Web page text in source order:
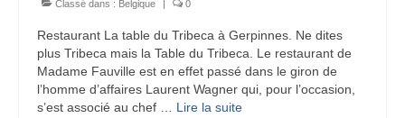
Classé dans : Belgique | 0
Restaurant La table du Tribeca à Gerpinnes. Ne dites
plus Tribeca mais la Table du Tribeca. Le restaurant de
Madame Fauville est en effet passé dans le giron de
l’homme d’affaires Laurent Wagner qui, pour l’occasion,
s’est associé au chef … Lire la suite­­